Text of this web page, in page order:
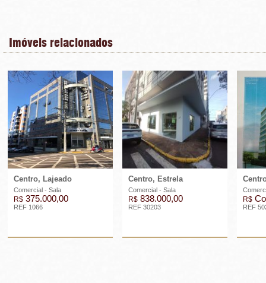
Imóveis relacionados
Centro, Lajeado
Comercial - Sala
R$ 375.000,00
REF 1066
Centro, Estrela
Comercial - Sala
R$ 838.000,00
REF 30203
R$
REF